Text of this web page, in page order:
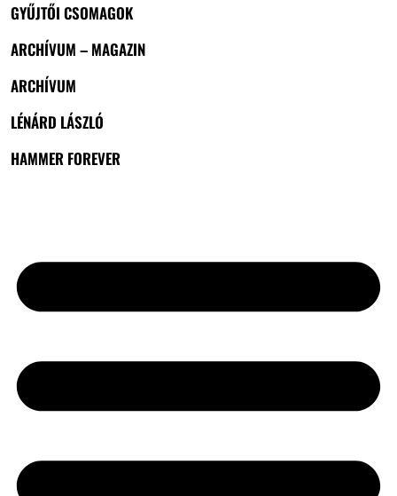
GYŰJTŐI CSOMAGOK
ARCHÍVUM – MAGAZIN
ARCHÍVUM
LÉNÁRD LÁSZLÓ
HAMMER FOREVER